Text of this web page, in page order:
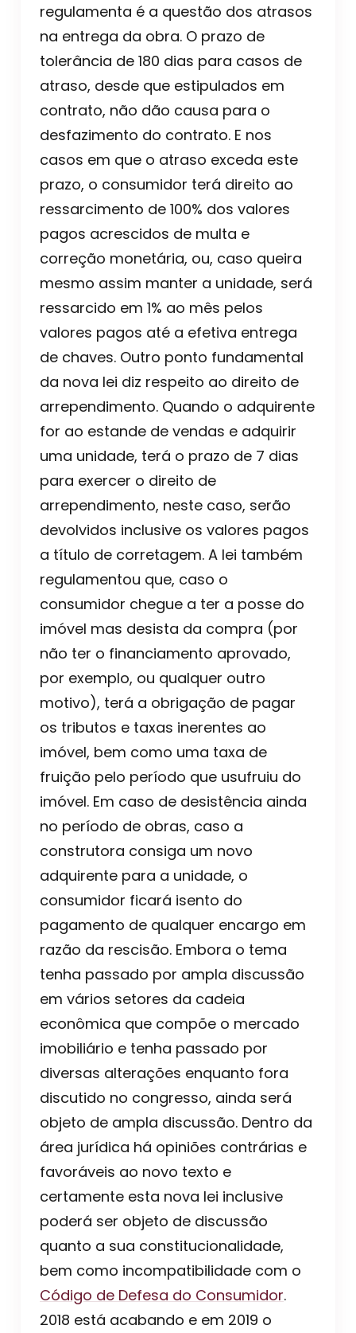
regulamenta é a questão dos atrasos
na entrega da obra. O prazo de
tolerância de 180 dias para casos de
atraso, desde que estipulados em
contrato, não dão causa para o
desfazimento do contrato. E nos
casos em que o atraso exceda este
prazo, o consumidor terá direito ao
ressarcimento de 100% dos valores
pagos acrescidos de multa e
correção monetária, ou, caso queira
mesmo assim manter a unidade, será
ressarcido em 1% ao mês pelos
valores pagos até a efetiva entrega
de chaves. Outro ponto fundamental
da nova lei diz respeito ao direito de
arrependimento. Quando o adquirente
for ao estande de vendas e adquirir
uma unidade, terá o prazo de 7 dias
para exercer o direito de
arrependimento, neste caso, serão
devolvidos inclusive os valores pagos
a título de corretagem. A lei também
regulamentou que, caso o
consumidor chegue a ter a posse do
imóvel mas desista da compra (por
não ter o financiamento aprovado,
por exemplo, ou qualquer outro
motivo), terá a obrigação de pagar
os tributos e taxas inerentes ao
imóvel, bem como uma taxa de
fruição pelo período que usufruiu do
imóvel. Em caso de desistência ainda
no período de obras, caso a
construtora consiga um novo
adquirente para a unidade, o
consumidor ficará isento do
pagamento de qualquer encargo em
razão da rescisão. Embora o tema
tenha passado por ampla discussão
em vários setores da cadeia
econômica que compõe o mercado
imobiliário e tenha passado por
diversas alterações enquanto fora
discutido no congresso, ainda será
objeto de ampla discussão. Dentro da
área jurídica há opiniões contrárias e
favoráveis ao novo texto e
certamente esta nova lei inclusive
poderá ser objeto de discussão
quanto a sua constitucionalidade,
bem como incompatibilidade com o
Código de Defesa do Consumidor.
2018 está acabando e em 2019 o